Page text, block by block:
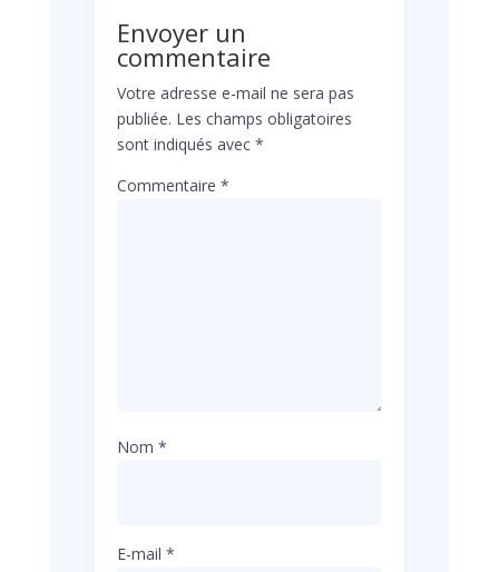
Envoyer un
commentaire
Votre adresse e-mail ne sera pas
publiée. Les champs obligatoires
sont indiqués avec *
Commentaire *
Nom *
E-mail *